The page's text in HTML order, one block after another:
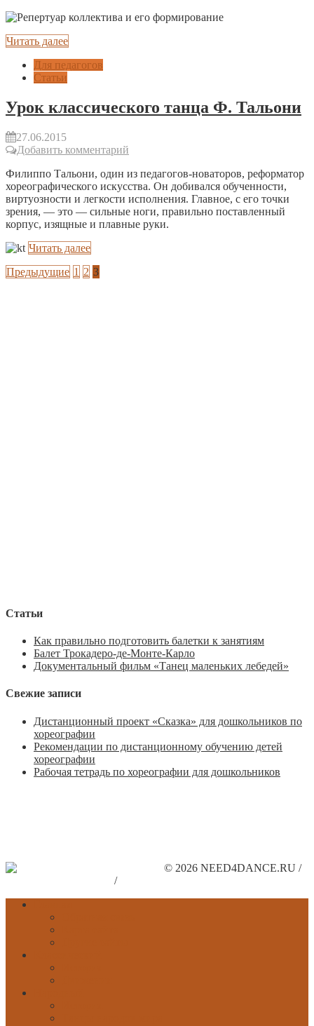
Читать далее
Для педагогов
Статьи
Урок классического танца Ф. Тальони
27.06.2015
Добавить комментарий
Филиппо Тальони, один из педагогов-новаторов, реформатор
хореографического искусства. Он добивался обученности,
виртуозности и легкости исполнения. Главное, с его точки
зрения, — это — сильные ноги, правильно поставленный
корпус, изящные и плавные руки.
Читать далее
Предыдущие 1 2 3
Статьи
Как правильно подготовить балетки к занятиям
Балет Трокадеро-де-Монте-Карло
Документальный фильм «Танец маленьких лебедей»
Свежие записи
Дистанционный проект «Сказка» для дошкольников по
хореографии
Рекомендации по дистанционному обучению детей
хореографии
Рабочая тетрадь по хореографии для дошкольников
© 2026 NEED4DANCE.RU /
/